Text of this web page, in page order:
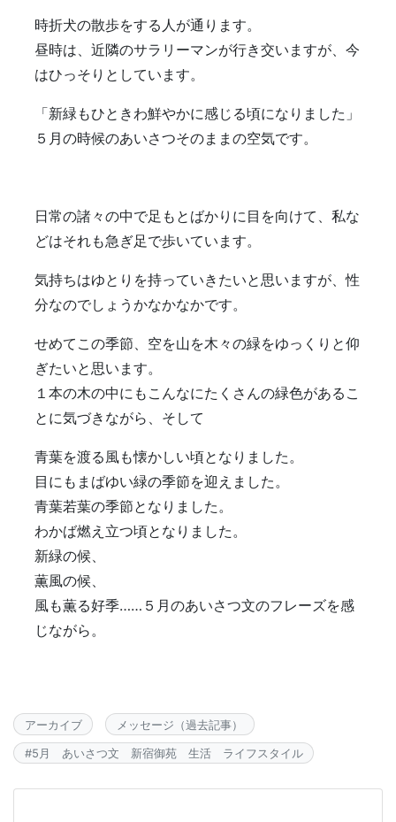
時折犬の散歩をする人が通ります。
昼時は、近隣のサラリーマンが行き交いますが、今
はひっそりとしています。
「新緑もひときわ鮮やかに感じる頃になりました」
５月の時候のあいさつそのままの空気です。
日常の諸々の中で足もとばかりに目を向けて、私な
どはそれも急ぎ足で歩いています。
気持ちはゆとりを持っていきたいと思いますが、性
分なのでしょうかなかなかです。
せめてこの季節、空を山を木々の緑をゆっくりと仰
ぎたいと思います。
１本の木の中にもこんなにたくさんの緑色があるこ
とに気づきながら、そして
青葉を渡る風も懐かしい頃となりました。
目にもまばゆい緑の季節を迎えました。
青葉若葉の季節となりました。
わかば燃え立つ頃となりました。
新緑の候、
薫風の候、
風も薫る好季……５月のあいさつ文のフレーズを感
じながら。
アーカイブ メッセージ（過去記事）
#5月 あいさつ文 新宿御苑 生活 ライフスタイル